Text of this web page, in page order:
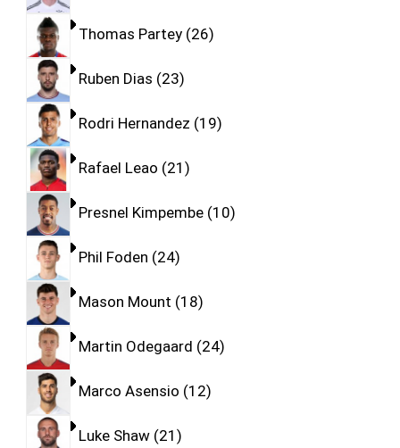
Thomas Partey 26
Ruben Dias 23
Rodri Hernandez 19
Rafael Leao 21
Presnel Kimpembe 10
Phil Foden 24
Mason Mount 18
Martin Odegaard 24
Marco Asensio 12
Luke Shaw 21